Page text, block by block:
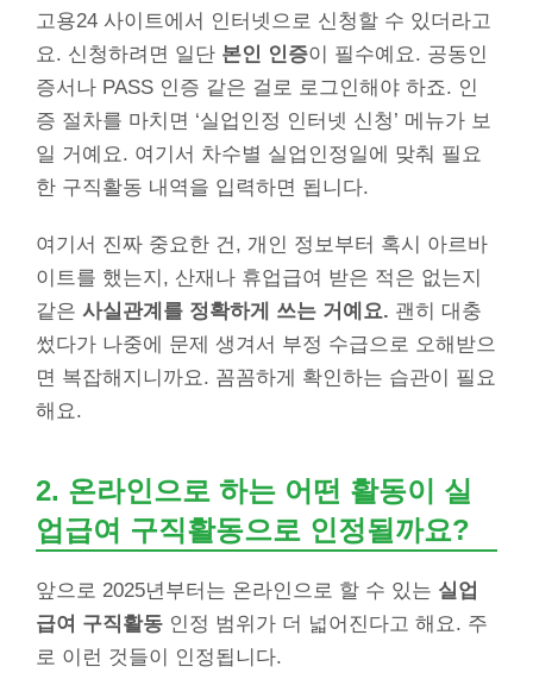
고용24 사이트에서 인터넷으로 신청할 수 있더라고
요. 신청하려면 일단 본인 인증이 필수예요. 공동인
증서나 PASS 인증 같은 걸로 로그인해야 하죠. 인
증 절차를 마치면 ‘실업인정 인터넷 신청’ 메뉴가 보
일 거예요. 여기서 차수별 실업인정일에 맞춰 필요
한 구직활동 내역을 입력하면 됩니다.
여기서 진짜 중요한 건, 개인 정보부터 혹시 아르바
이트를 했는지, 산재나 휴업급여 받은 적은 없는지
같은 사실관계를 정확하게 쓰는 거예요. 괜히 대충
썼다가 나중에 문제 생겨서 부정 수급으로 오해받으
면 복잡해지니까요. 꼼꼼하게 확인하는 습관이 필요
해요.
2. 온라인으로 하는 어떤 활동이 실
업급여 구직활동으로 인정될까요?
앞으로 2025년부터는 온라인으로 할 수 있는 실업
급여 구직활동 인정 범위가 더 넓어진다고 해요. 주
로 이런 것들이 인정됩니다.